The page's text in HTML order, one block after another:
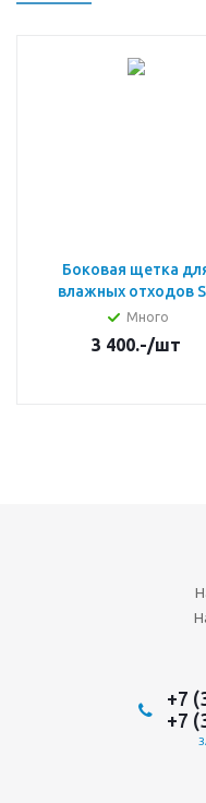
Боковая щетка
влажных отходов
Много
3 400.-/шт
+7
+7